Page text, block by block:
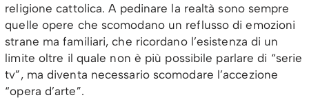
religione cattolica. A pedinare la realtà sono sempre
quelle opere che scomodano un reflusso di emozioni
strane ma familiari, che ricordano l’esistenza di un
limite oltre il quale non è più possibile parlare di “serie
tv”, ma diventa necessario scomodare l’accezione
“opera d’arte”.